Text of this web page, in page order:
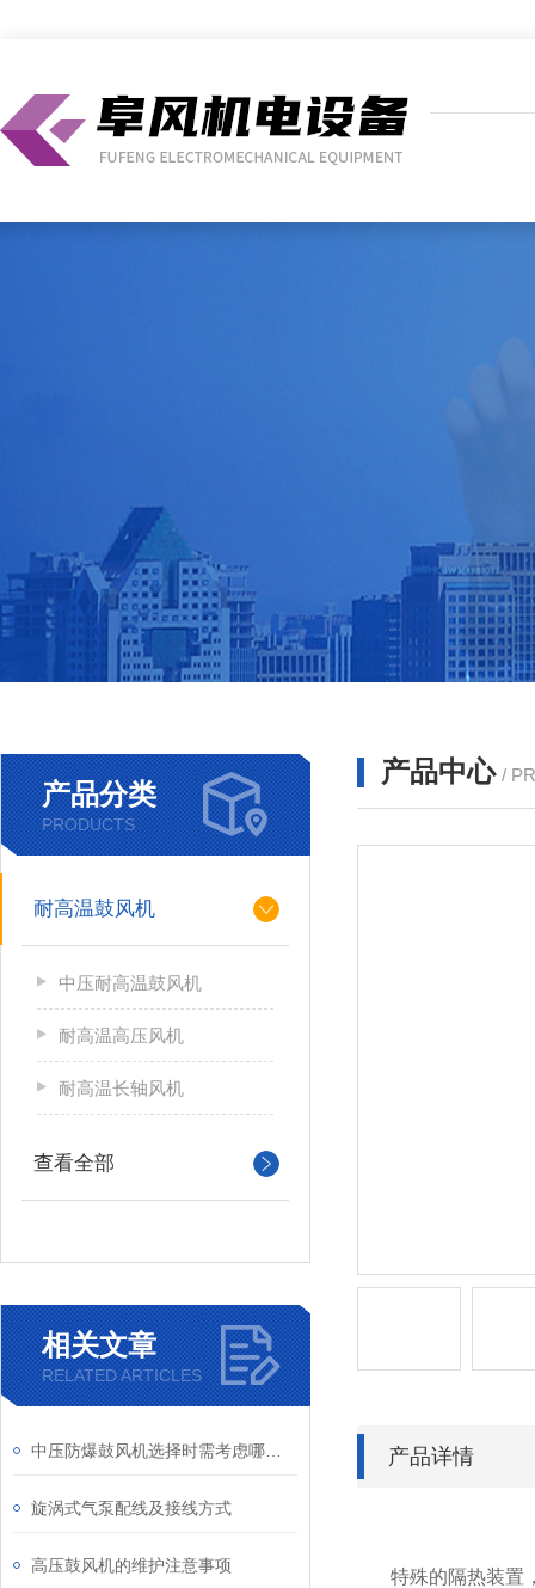
产品分类
PRODUCTS
耐高温鼓风机
中压耐高温鼓风机
耐高温高压风机
耐高温长轴风机
查看全部
相关文章
RELATED ARTICLES
旋涡式气泵配线及接线方式
高压鼓风机的维护注意事项
产品中心 /
产品详情
特殊的隔热装置